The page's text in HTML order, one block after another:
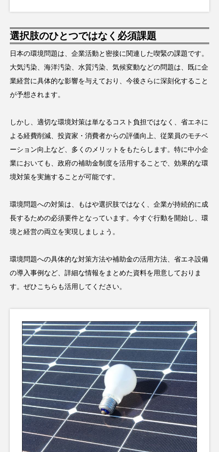
選択肢のひとつではなく必須課題
日本の環境問題は、企業活動と密接に関連した喫緊の課題です。
大気汚染、海洋汚染、水質汚染、気候変動などの問題は、既に企
業経営に具体的な影響を与えており、今後さらに深刻化すること
が予想されます。
しかし、適切な環境対策は単なるコスト負担ではなく、省エネに
よる経費削減、投資家・消費者からの評価向上、従業員のモチベ
ーション向上など、多くのメリットをもたらします。特に中小企
業においても、政府の補助金制度を活用することで、効果的な環
境対策を実施することが可能です。
環境問題への対策は、もはや選択肢ではなく、企業が持続的に成
長するための必須要件となっています。今すぐ行動を開始し、環
境と経営の両立を実現しましょう。
環境問題への具体的な対策方法や補助金の活用方法、省エネ設備
の導入事例など、詳細な情報をまとめた資料を用意しておりま
す。ぜひこちらも活用してください。